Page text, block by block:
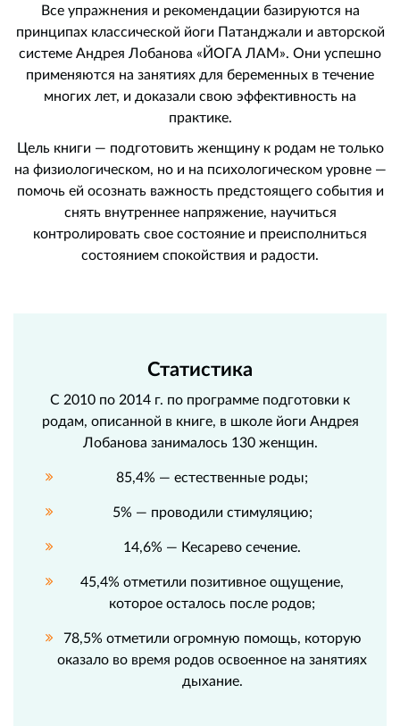
Все упражнения и рекомендации базируются на
принципах классической йоги Патанджали и авторской
системе Андрея Лобанова «ЙОГА ЛАМ». Они успешно
применяются на занятиях для беременных в течение
многих лет, и доказали свою эффективность на
практике.
Цель книги — подготовить женщину к родам не только
на физиологическом, но и на психологическом уровне —
помочь ей осознать важность предстоящего события и
снять внутреннее напряжение, научиться
контролировать свое состояние и преисполниться
состоянием спокойствия и радости.
Статистика
С 2010 по 2014 г. по программе подготовки к
родам, описанной в книге, в школе йоги Андрея
Лобанова занималось 130 женщин.
85,4% — естественные роды;
5% — проводили стимуляцию;
14,6% — Кесарево сечение.
45,4% отметили позитивное ощущение,
которое осталось после родов;
78,5% отметили огромную помощь, которую
оказало во время родов освоенное на занятиях
дыхание.